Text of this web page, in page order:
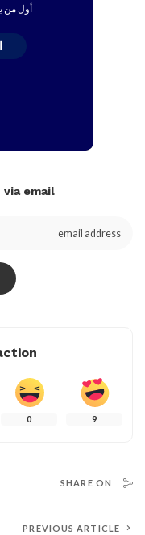
أول من
email
9
0
SHARE ON
PREVIOUS ARTICLE